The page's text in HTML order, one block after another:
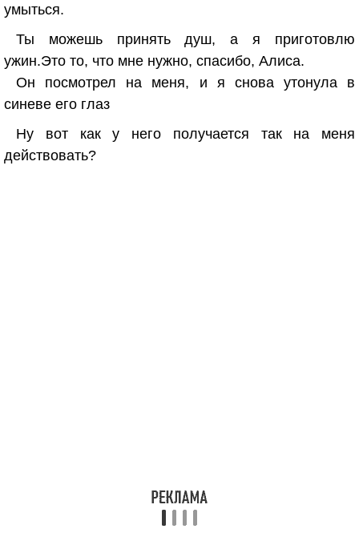
умыться.
Ты можешь принять душ, а я приготовлю
ужин.Это то, что мне нужно, спасибо, Алиса.
Он посмотрел на меня, и я снова утонула в
синеве его глаз
Ну вот как у него получается так на меня
действовать?